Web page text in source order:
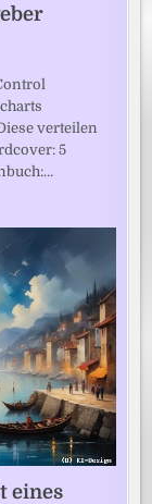
verteilen
5
eines